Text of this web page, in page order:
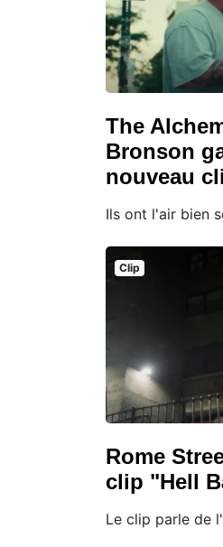
The
Bronson
nouveau
Ils ont l'air bien
Clip
Rome
clip "Hell
Le clip parle de